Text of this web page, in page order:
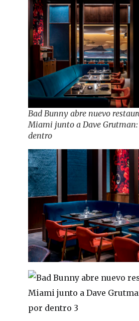
Bad Bunny abre nuevo
Miami junto a Dave Grutman:
dentro